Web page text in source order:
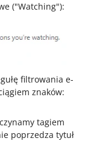
("Watching"):
filtrowania e-
znaków:
tagiem
poprzedza tytuł